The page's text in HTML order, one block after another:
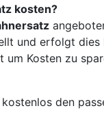
kosten?
und erfolgt dies
um Kosten zu
den